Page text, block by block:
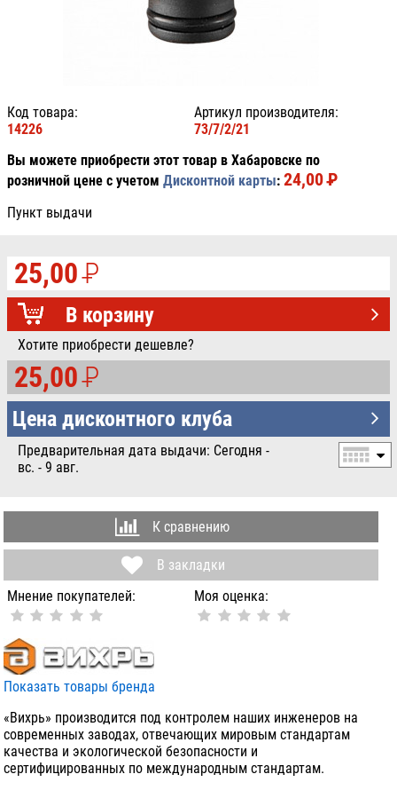
Код товара:
14226
Артикул производителя:
73/7/2/21
Вы можете приобрести этот товар в Хабаровске по
розничной цене с учетом Дисконтной карты: 24,00PУБ.
Пункт выдачи
25,00P
УБ.
В корзину
Хотите приобрести дешевле?
25,00P
УБ.
Цена дисконтного клуба
Предварительная дата выдачи: Сегодня -
вс. - 9 авг.
К сравнению
В закладки
Мнение покупателей:
Моя оценка:
Показать товары бренда
«Вихрь» производится под контролем наших инженеров на
современных заводах, отвечающих мировым стандартам
качества и экологической безопасности и
сертифицированных по международным стандартам.